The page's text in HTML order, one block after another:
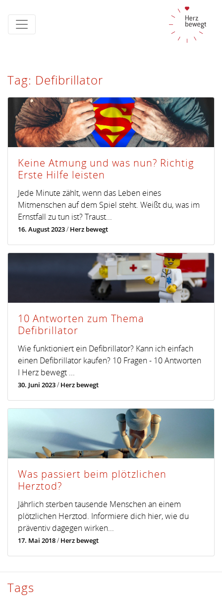
Tag: Defibrillator
Keine Atmung und was nun? Richtig
Erste Hilfe leisten
Jede Minute zählt, wenn das Leben eines
Mitmenschen auf dem Spiel steht. Weißt du, was im
Ernstfall zu tun ist? Traust...
16. August 2023/Herz bewegt
10 Antworten zum Thema
Defibrillator
Wie funktioniert ein Defibrillator? Kann ich einfach
einen Defibrillator kaufen? 10 Fragen - 10 Antworten
I Herz bewegt ...
30. Juni 2023/Herz bewegt
Was passiert beim plötzlichen
Herztod?
Jährlich sterben tausende Menschen an einem
plötzlichen Herztod. Informiere dich hier, wie du
präventiv dagegen wirken...
17. Mai 2018/Herz bewegt
Tags